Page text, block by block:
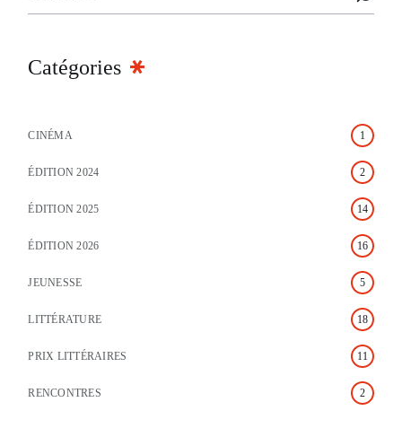
Catégories
CINÉMA 1
ÉDITION 2024 2
ÉDITION 2025 14
ÉDITION 2026 16
JEUNESSE 5
LITTÉRATURE 18
PRIX LITTÉRAIRES 11
RENCONTRES 2